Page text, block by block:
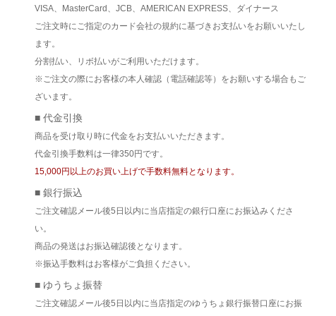
VISA、MasterCard、JCB、AMERICAN EXPRESS、ダイナース
ご注文時にご指定のカード会社の規約に基づきお支払いをお願いいたし
ます。
分割払い、リボ払いがご利用いただけます。
※ご注文の際にお客様の本人確認（電話確認等）をお願いする場合もご
ざいます。
■ 代金引換
商品を受け取り時に代金をお支払いいただきます。
代金引換手数料は一律350円です。
15,000円以上のお買い上げで手数料無料となります。
■ 銀行振込
ご注文確認メール後5日以内に当店指定の銀行口座にお振込みくださ
い。
商品の発送はお振込確認後となります。
※振込手数料はお客様がご負担ください。
■ ゆうちょ振替
ご注文確認メール後5日以内に当店指定のゆうちょ銀行振替口座にお振